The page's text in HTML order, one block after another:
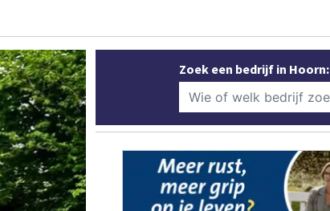
Zoek een bedrijf in Hoorn: